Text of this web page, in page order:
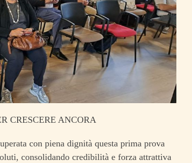
CRESCERE ANCORA
con piena dignità questa prima prova
consolidando credibilità e forza attrattiva